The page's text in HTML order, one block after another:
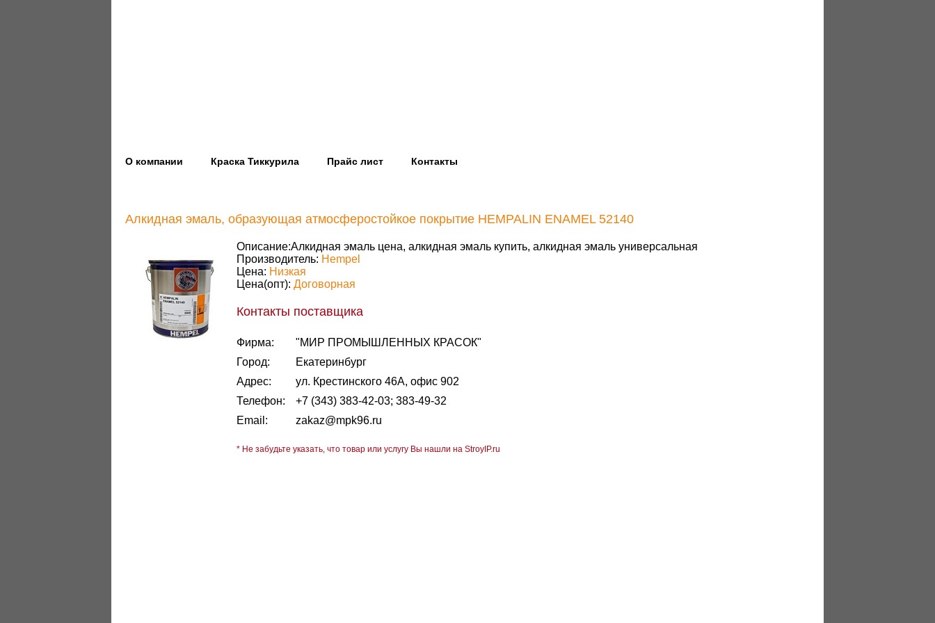
О компании Краска Тиккурила Прайс лист Контакты
Алкидная эмаль, образующая атмосферостойкое покрытие HEMPALIN ENAMEL 52140
Описание:Алкидная эмаль цена, алкидная эмаль купить, алкидная эмаль универсальная
Производитель: Hempel
Цена: Низкая
Цена(опт): Договорная
Контакты поставщика
Фирма:
"МИР ПРОМЫШЛЕННЫХ КРАСОК"
Город:
Екатеринбург
Адрес:
ул. Крестинского 46А, офис 902
Телефон:
+7 (343) 383-42-03; 383-49-32
Email:
zakaz@mpk96.ru
* Не забудьте указать, что товар или услугу Вы нашли на StroyIP.ru